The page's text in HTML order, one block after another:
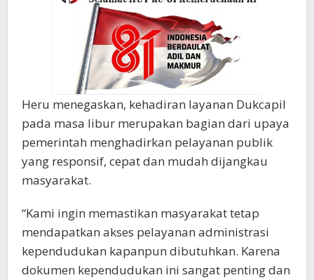
Heru menegaskan, kehadiran layanan Dukcapil
pada masa libur merupakan bagian dari upaya
pemerintah menghadirkan pelayanan publik
yang responsif, cepat dan mudah dijangkau
masyarakat.
“Kami ingin memastikan masyarakat tetap
mendapatkan akses pelayanan administrasi
kependudukan kapanpun dibutuhkan. Karena
dokumen kependudukan ini sangat penting dan